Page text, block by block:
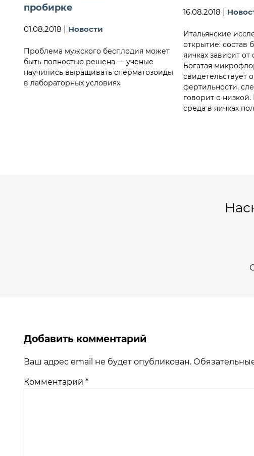
пробирке
01.08.2018 Новости
Проблема мужского бесплодия может
быть полностью решена — ученые
научились выращивать сперматозоиды
в лабораторных условиях.
16.08.2018
Итальянские
открытие: состав
яичках зависит
Богатая
свидетельствует
фертильности,
говорит о низкой.
среда в яичках
Добавить комментарий
Ваш адрес email не будет опубликован.
Комментарий *